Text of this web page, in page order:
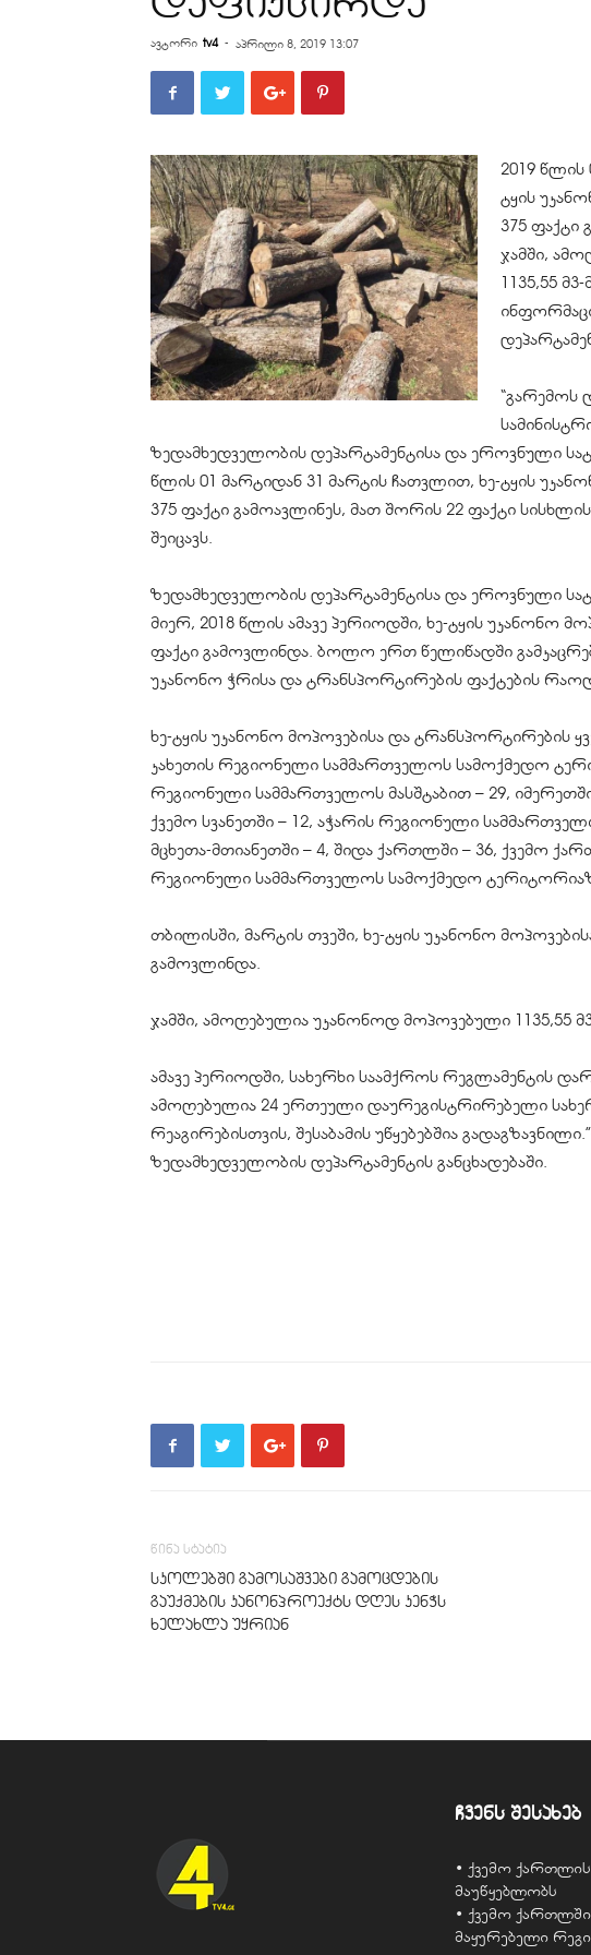
ავტორი tv4 - აპრილი 8, 2019 13:07
2019 წლის
ტყის
375 ფაქტი
ჯამში,
1135,55
“გარემოს
ზედამხედველობის დეპარტამენტისა და ეროვნული
წლის 01 მარტიდან 31 მარტის ჩათვლით, ხე-ტყის
375 ფაქტი გამოავლინეს, მათ შორის 22 ფაქტი
შეიცავს.
ზედამხედველობის დეპარტამენტისა და ეროვნული
მიერ, 2018 წლის ამავე პერიოდში, ხე-ტყის უკანონო
ფაქტი გამოვლინდა. ბოლო ერთ წელიწადში
უკანონო ჭრისა და ტრანსპორტირების ფაქტების
ხე-ტყის უკანონო მოპოვებისა და ტრანსპორტირების
კახეთის რეგიონული სამმართველოს სამოქმედო
რეგიონული სამმართველოს მასშტაბით – 29,
ქვემო სვანეთში – 12, აჭარის რეგიონული
მცხეთა-მთიანეთში – 4, შიდა ქართლში – 36, ქვემო
რეგიონული სამმართველოს სამოქმედო
თბილისში, მარტის თვეში, ხე-ტყის უკანონო
გამოვლინდა.
ჯამში, ამოღებულია უკანონოდ მოპოვებული 1135,55
ამავე პერიოდში, სახერხი საამქროს რეგლამენტის
ამოღებულია 24 ერთეული დაურეგისტრირებელი
რეაგირებისთვის, შესაბამის უწყებებშია
ზედამხედველობის დეპარტამენტის განცხადებაში.
წინა სტატია
სკოლებში გამოსაშვები გამოცდების
გაუქმების კანონპროექტს დღეს კენჭს
ხელახლა უყრიან
ჩვენს შესახებ
• ქვემო
მაუწყებლობს
• ქვემო
მაყურებელი